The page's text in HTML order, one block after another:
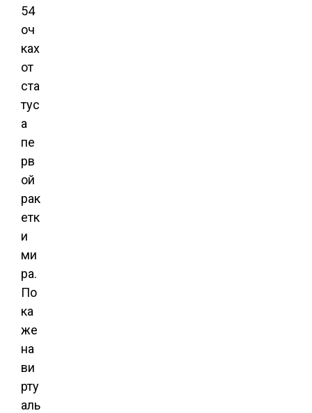
54
оч
ках
от
ста
тус
а
пе
рв
ой
рак
етк
и
ми
ра.
По
ка
же
на
ви
рту
аль